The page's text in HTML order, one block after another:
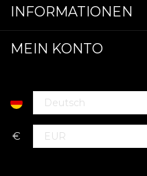
INFORMATIONEN
MEIN KONTO
€